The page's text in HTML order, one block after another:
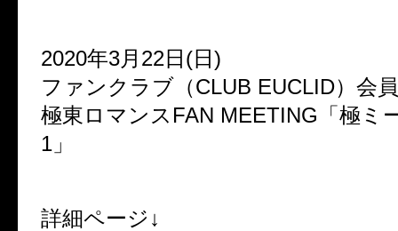
2020年3月22日(日)
ファンクラブ（CLUB EUCLID）会
極東ロマンスFAN MEETING「極ミ
1」
詳細ページ↓